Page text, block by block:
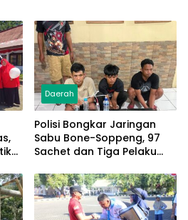
Daerah
Polisi Bongkar Jaringan
Sabu Bone-Soppeng, 97
Sachet dan Tiga Pelaku